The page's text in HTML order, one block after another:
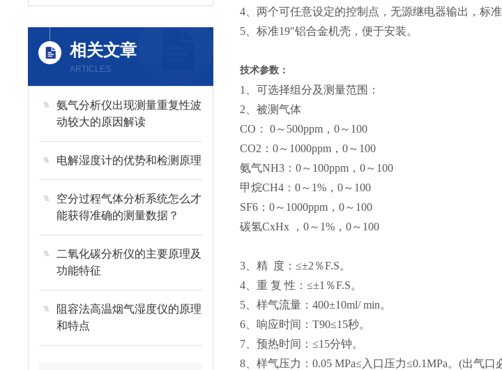
相关文章
ARTICLES
氨气分析仪出现测量重复性波
动较大的原因解读
电解湿度计的优势和检测原理
空分过程气体分析系统怎么才
能获得准确的测量数据？
二氧化碳分析仪的主要原理及
功能特征
阻容法高温烟气湿度仪的原理
和特点
4、两个可任意设定的控制点，无源继电器输出，标准
5、标准19"铝合金机壳，便于安装。
技术参数：
1、可选择组分及测量范围：
2、被测气体
CO： 0～500ppm，0～100
CO2：0～1000ppm，0～100
氨气NH3：0～100ppm，0～100
甲烷CH4：0～1%，0～100
SF6：0～1000ppm，0～100
碳氢CxHx ，0～1%，0～100
3、精 度：≤±2％F.S。
4、重 复 性：≤±1％F.S。
5、样气流量：400±10ml/ min。
6、响应时间：T90≤15秒。
7、预热时间：≤15分钟。
8、样气压力：0.05 MPa≤入口压力≤0.1MPa。(出气口